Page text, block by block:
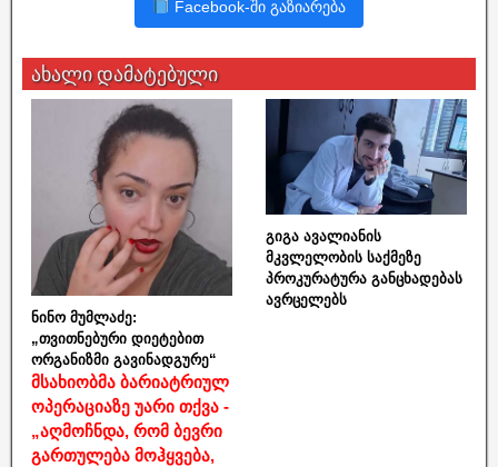
Facebook-ში გაზიარება
ახალი დამატებული
ნინო მუმლაძე:
„თვითნებური დიეტებით
ორგანიზმი გავინადგურე“
მსახიობმა ბარიატრიულ
ოპერაციაზე უარი თქვა -
„აღმოჩნდა, რომ ბევრი
გართულება მოჰყვება,
გიგა ავალიანის
მკვლელობის საქმეზე
პროკურატურა განცხადებას
ავრცელებს